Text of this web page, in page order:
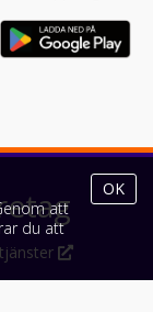
att
du att
OK